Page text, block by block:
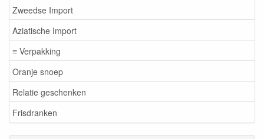
Zweedse Import
Aziatische Import
≡ Verpakking
Oranje snoep
Relatie geschenken
Frisdranken